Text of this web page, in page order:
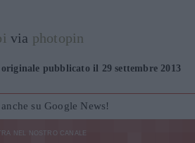
via photopin
pubblicato il 29 settembre 2013
su Google News!
NEL NOSTRO CANALE